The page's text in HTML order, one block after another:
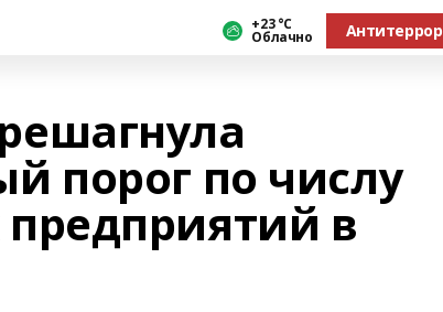
+23 °С
Облачно Антитеррор
порог по числу
в